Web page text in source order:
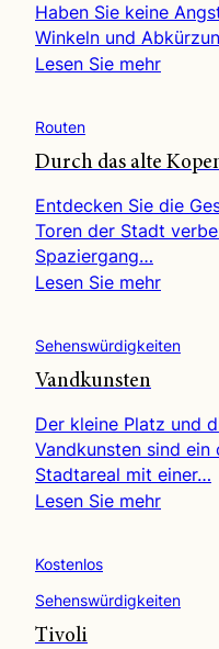
Haben Sie keine
Winkeln und
Lesen Sie mehr
Routen
Durch das alte
Entdecken Sie die
Toren der Stadt
Spaziergang…
Lesen Sie mehr
Sehenswürdigkeiten
Vandkunsten
Der kleine Platz und
Vandkunsten sind ein
Stadtareal mit einer…
Lesen Sie mehr
Kostenlos
Sehenswürdigkeiten
Tivoli